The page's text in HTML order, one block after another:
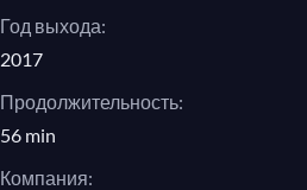
Год выхода:
2017
Продолжительность:
56 min
Компания: